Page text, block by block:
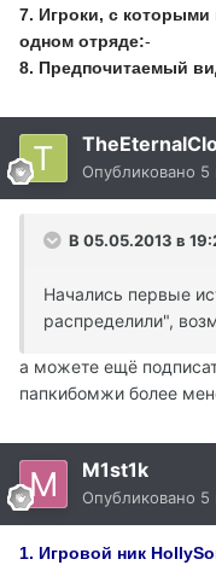
7. Игроки, с которыми
одном отряде:-
8. Предпочитаемый
Опубликовано 5
В 05.05.2013 в
Начались первые
распределили",
а можете ещё
папкибомжи более
M1st1k
Опубликовано 5
1. Игровой ник